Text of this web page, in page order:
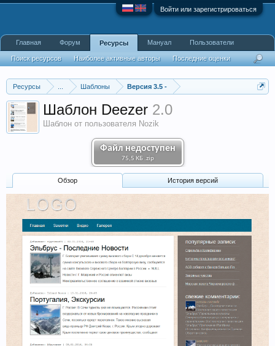
Войти или зарегистрироваться
Ресурсы Шаблоны Версия 3.5 -
Файл недоступен
75,5 КБ .zip
Шаблон Deezer 2.0
Шаблон от пользователя Nozik
Обзoр История версий
Главная Форум Ресурсы
Поиск ресурсов Наиболее активные авторы Последние оценки
Мануал Пользователи